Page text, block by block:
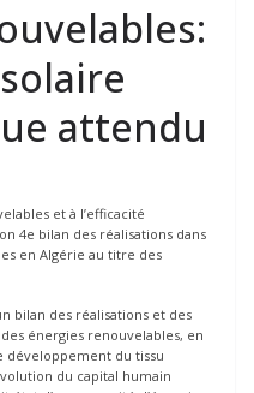
attendu
et à l’efficacité
4e bilan des réalisations dans
en Algérie au titre des
bilan des réalisations et des
énergies renouvelables, en
du tissu
du capital humain